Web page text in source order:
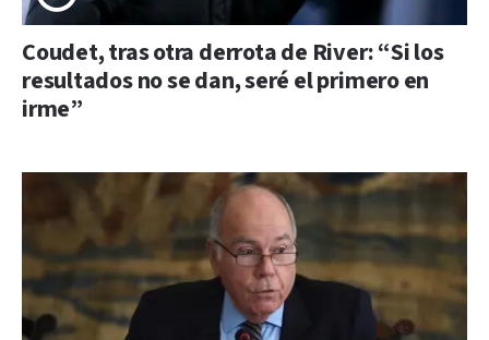
Coudet, tras otra derrota de River: “Si los
resultados no se dan, seré el primero en
irme”